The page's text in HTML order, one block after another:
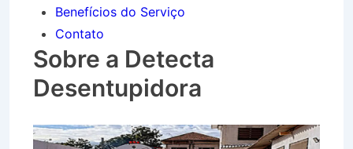
Benefícios do Serviço
Contato
Sobre a Detecta
Desentupidora